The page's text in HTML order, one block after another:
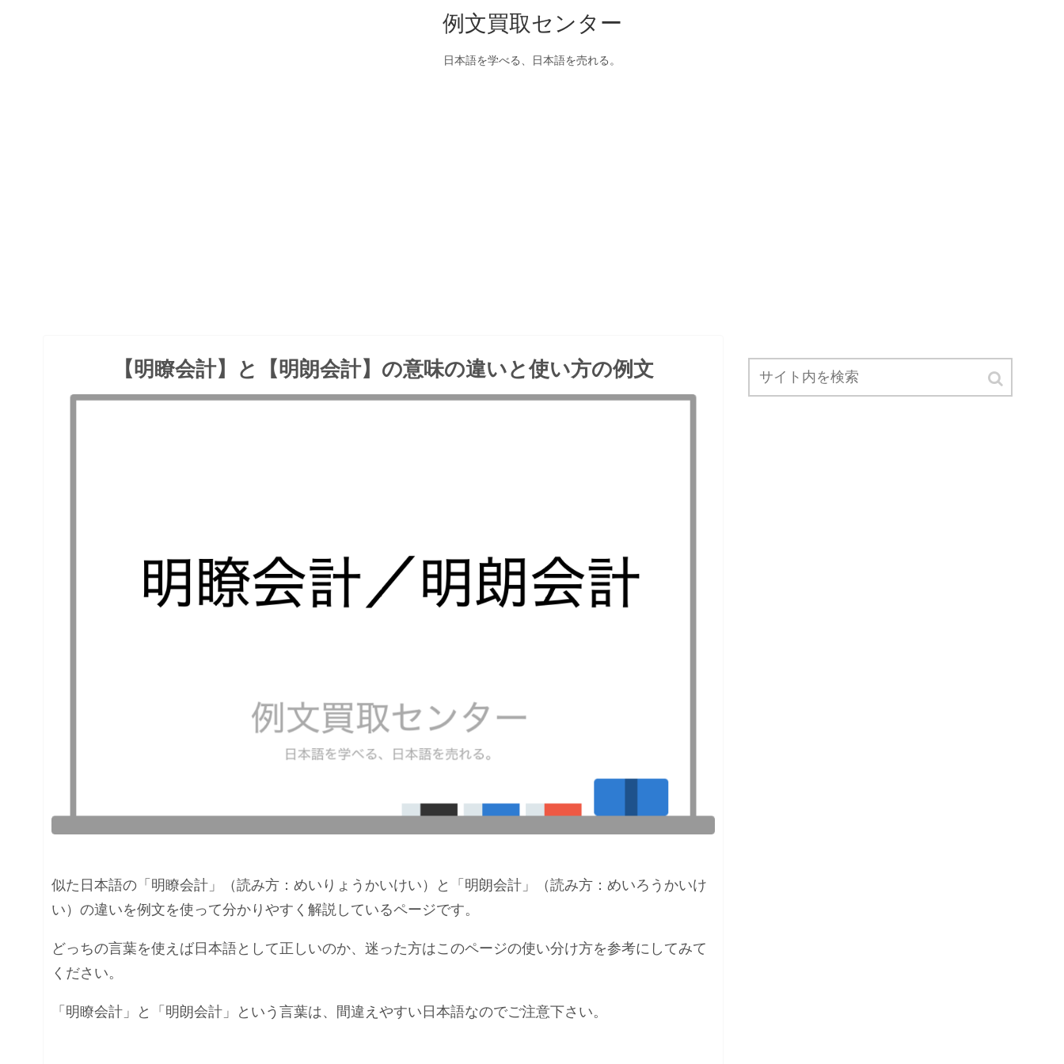
例文買取センター
日本語を学べる、日本語を売れる。
【明瞭会計】と【明朗会計】の意味の違いと使い方の例文
似た日本語の「明瞭会計」（読み方：めいりょうかいけい）と「明朗会計」（読み方：めいろうかいけ
い）の違いを例文を使って分かりやすく解説しているページです。
どっちの言葉を使えば日本語として正しいのか、迷った方はこのページの使い分け方を参考にしてみて
ください。
「明瞭会計」と「明朗会計」という言葉は、間違えやすい日本語なのでご注意下さい。